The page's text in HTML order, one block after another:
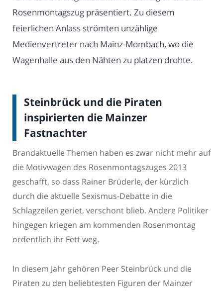
Rosenmontagszug präsentiert. Zu diesem
feierlichen Anlass strömten unzählige
Medienvertreter nach Mainz-Mombach, wo die
Wagenhalle aus den Nähten zu platzen drohte.
Steinbrück und die Piraten
inspirierten die Mainzer
Fastnachter
Brandaktuelle Themen haben es zwar nicht mehr auf
die Motivwagen des Rosenmontagszuges 2013
geschafft, so dass Rainer Brüderle, der kürzlich
durch die aktuelle Sexismus-Debatte in die
Schlagzeilen geriet, verschont blieb. Andere Politiker
hingegen kriegen am kommenden Rosenmontag
ordentlich ihr Fett weg.
In diesem Jahr gehören Peer Steinbrück und die
Piraten zu den beliebtesten Figuren der Mainzer